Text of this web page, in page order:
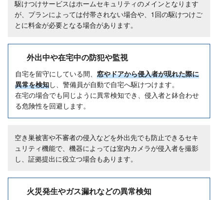
駆けつけサービスはホームセキュリティのメインとなります
が、プランによっては付帯されない場合や、1回の駆けつけご
とに料金が必要となる場合があります。
外出中や在宅中の防犯や監視
自宅を留守にしている間、 窓やドアから侵入者が現れた際に
異常を検知し、警備員が自動で自宅へ駆けつけます。
在宅の場合でも同じように異常検知でき、侵入者と鉢合わせ
る危険性を回避します。
空き巣被害や不審者の侵入などを外出先でも防止できるセキ
ュリティ機能で、機器によっては室内カメラが侵入者を撮影
し、証拠提出に役立つ場合もあります。
火災発生やガス漏れなどの異常検知